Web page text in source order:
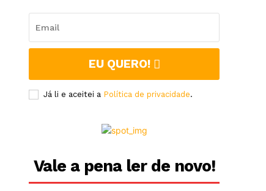
EU QUERO!
Já li e aceitei a Política de privacidade.
Vale a pena ler de novo!